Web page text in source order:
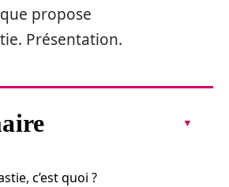
que propose
Présentation.
c’est quoi ?